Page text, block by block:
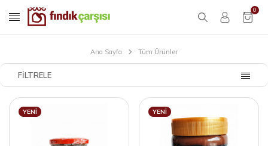
0
Ana Sayfa Tüm Ürünler
FILTRELE
YENI YENI